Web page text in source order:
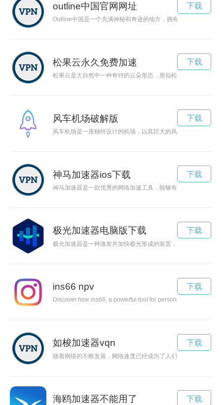
outline中国官网网址
Outline中国是一个充满神秘和奇迹的地方，拥有悠久的历史和
下载
松果云永久免费加速
松果云是大自然中一种奇特的云朵形态，形似松果，常出现在
下载
风车机场破解版
风车机场是一座独特设计的机场，以其巨大的风车造型而闻名
下载
神马加速器ios下载
神马加速器是一款优秀的网络加速工具，能够有效提升网络速
下载
极光加速器电脑版下载
极光加速器是一种激发并加快极光形成的装置，被广泛应用于科
下载
ins66 npv
Discover how ins66, a powerful tool for personal
下载
如梭加速器vqn
随着网络的不断发展，网络速度已经成为了人们工作和生活中
下载
海鸥加速器不能用了 下载